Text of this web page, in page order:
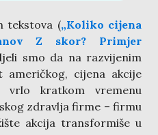
tekstova („Koliko cijena
Z skor? Primjer
smo da na razvijenim
američkog, cijena akcije
kratkom vremenu
zdravlja firme – firmu
akcija transformiše u